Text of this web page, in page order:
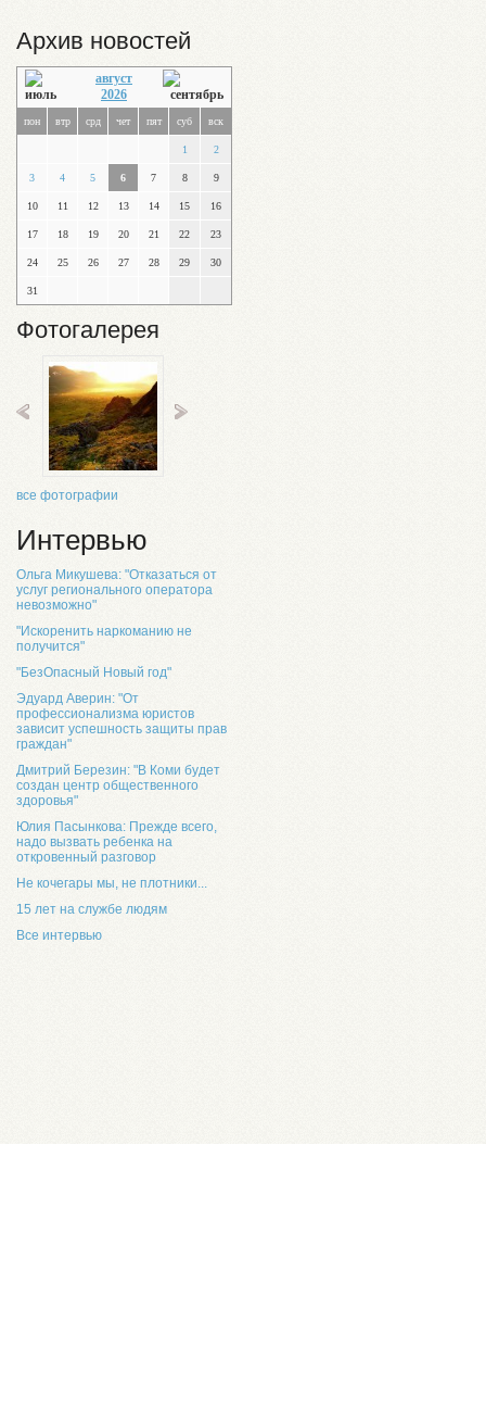
Архив новостей
август
2026
пон втр срд чет пят суб вск
1 2
3 4 5 6 7 8 9
10 11 12 13 14 15 16
17 18 19 20 21 22 23
24 25 26 27 28 29 30
31
Фотогалерея
все фотографии
Интервью
Ольга Микушева: "Отказаться от
услуг регионального оператора
невозможно"
"Искоренить наркоманию не
получится"
"БезОпасный Новый год"
Эдуард Аверин: "От
профессионализма юристов
зависит успешность защиты прав
граждан"
Дмитрий Березин: "В Коми будет
создан центр общественного
здоровья"
Юлия Пасынкова: Прежде всего,
надо вызвать ребенка на
откровенный разговор
Не кочегары мы, не плотники...
15 лет на службе людям
Все интервью